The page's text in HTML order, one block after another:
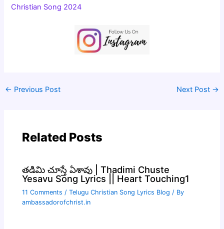
Christian Song 2024
← Previous Post Next Post →
Related Posts
తడిమి చూస్తే ఏశావు | Thadimi Chuste
Yesavu Song Lyrics || Heart Touching1
11 Comments /Telugu Christian Song Lyrics Blog / By
ambassadorofchrist.in